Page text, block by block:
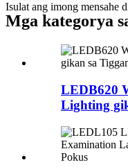
Isulat ang imong mensahe
Mga kategorya
LEDB620
Lighting